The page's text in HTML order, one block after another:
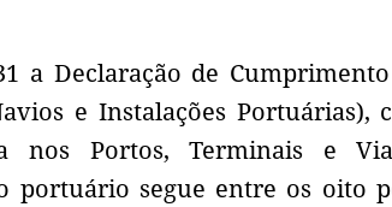
a Declaração de Cumprimento
e Instalações Portuárias),
nos Portos, Terminais e
portuário segue entre os oito